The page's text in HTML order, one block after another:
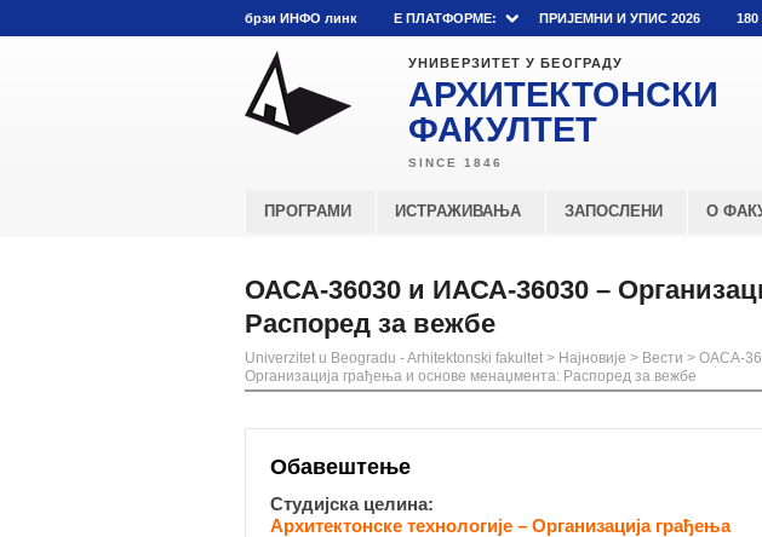
брзи ИНФО линк E ПЛАТФОРМЕ: ПРИЈЕМНИ И УПИС 2026
УНИВЕРЗИТЕТ У БЕОГРАДУ
АРХИТЕКТОНСКИ
ФАКУЛТЕТ
ПРОГРАМИ ИСТРАЖИВАЊА ЗАПОСЛЕНИ О
ОАСА-36030 и ИАСА-36030 –
Распоред за вежбе
Univerzitet u Beogradu - Arhitektonski fakultet > Најновије > Вести > ОАСА-
Организација грађења и основе менаџмента: Распоред за вежбе
Обавештење
Студијска целина:
Архитектонске технологије – Организација грађења